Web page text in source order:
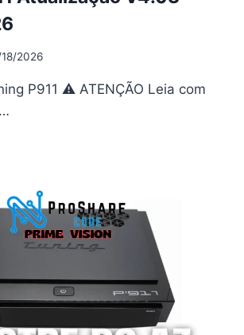
2026
P911 ⚠ ATENÇÃO Leia com